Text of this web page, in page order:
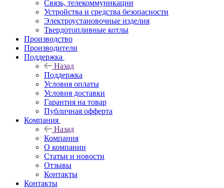
Связь, телекоммуникации
Устройства и средства безопасности
Электроустановочные изделия
Твердотопливные котлы
Производство
Производители
Поддержка
Назад
Поддержка
Условия оплаты
Условия доставки
Гарантия на товар
Публичная офферта
Компания
Назад
Компания
О компании
Статьи и новости
Отзывы
Контакты
Контакты